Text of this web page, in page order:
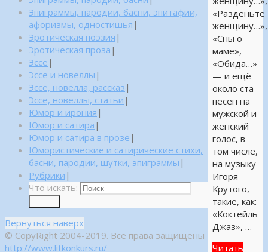
«Разденьте
женщину…»,
«Сны о
маме»,
«Обида…»
— и ещё
около ста
песен на
мужской и
женский
голос, в
том числе,
на музыку
Игоря
Крутого,
такие, как:
«Коктейль
Джаз», …
Читать
Эпиграммы, пародии, басни, эпитафии,
афоризмы, одностишья |
Эротическая поэзия |
Эротическая проза |
Эссе |
Эссе и новеллы |
Эссе, новелла, рассказ |
Эссе, новеллы, статьи |
Юмор и ирония |
Юмор и сатира |
Юмор и сатира в прозе |
Юмористические и сатирические стихи,
басни, пародии, шутки, эпиграммы |
Рубрики |
Что искать:
Вернуться наверх
© CopyRight 2004-2019. Все права защищены
http://www.litkonkurs.ru/